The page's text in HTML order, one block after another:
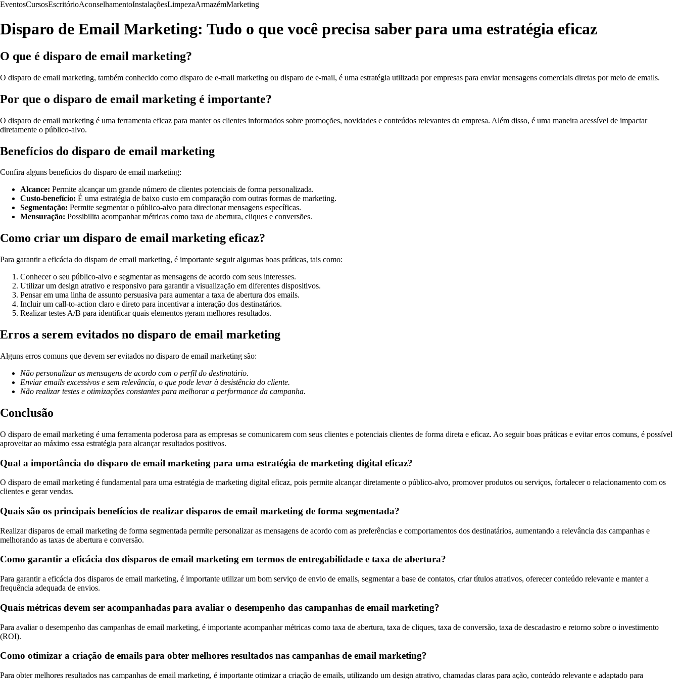
EventosCursosEscritórioAconselhamentoInstalaçõesLimpezaArmazémMarketing
Disparo de Email Marketing: Tudo o que você precisa saber para uma estratégia eficaz
O que é disparo de email marketing?
O disparo de email marketing, também conhecido como disparo de e-mail marketing ou disparo de e-mail, é uma estratégia utilizada por empresas para enviar mensagens comerciais diretas por meio de emails.
Por que o disparo de email marketing é importante?
O disparo de email marketing é uma ferramenta eficaz para manter os clientes informados sobre promoções, novidades e conteúdos relevantes da empresa. Além disso, é uma maneira acessível de impactar
diretamente o público-alvo.
Benefícios do disparo de email marketing
Confira alguns benefícios do disparo de email marketing:
Alcance: Permite alcançar um grande número de clientes potenciais de forma personalizada.
Custo-benefício: É uma estratégia de baixo custo em comparação com outras formas de marketing.
Segmentação: Permite segmentar o público-alvo para direcionar mensagens específicas.
Mensuração: Possibilita acompanhar métricas como taxa de abertura, cliques e conversões.
Como criar um disparo de email marketing eficaz?
Para garantir a eficácia do disparo de email marketing, é importante seguir algumas boas práticas, tais como:
Conhecer o seu público-alvo e segmentar as mensagens de acordo com seus interesses.
Utilizar um design atrativo e responsivo para garantir a visualização em diferentes dispositivos.
Pensar em uma linha de assunto persuasiva para aumentar a taxa de abertura dos emails.
Incluir um call-to-action claro e direto para incentivar a interação dos destinatários.
Realizar testes A/B para identificar quais elementos geram melhores resultados.
Erros a serem evitados no disparo de email marketing
Alguns erros comuns que devem ser evitados no disparo de email marketing são:
Não personalizar as mensagens de acordo com o perfil do destinatário.
Enviar emails excessivos e sem relevância, o que pode levar à desistência do cliente.
Não realizar testes e otimizações constantes para melhorar a performance da campanha.
Conclusão
O disparo de email marketing é uma ferramenta poderosa para as empresas se comunicarem com seus clientes e potenciais clientes de forma direta e eficaz. Ao seguir boas práticas e evitar erros comuns, é possível
aproveitar ao máximo essa estratégia para alcançar resultados positivos.
Qual a importância do disparo de email marketing para uma estratégia de marketing digital eficaz?
O disparo de email marketing é fundamental para uma estratégia de marketing digital eficaz, pois permite alcançar diretamente o público-alvo, promover produtos ou serviços, fortalecer o relacionamento com os
clientes e gerar vendas.
Quais são os principais benefícios de realizar disparos de email marketing de forma segmentada?
Realizar disparos de email marketing de forma segmentada permite personalizar as mensagens de acordo com as preferências e comportamentos dos destinatários, aumentando a relevância das campanhas e
melhorando as taxas de abertura e conversão.
Como garantir a eficácia dos disparos de email marketing em termos de entregabilidade e taxa de abertura?
Para garantir a eficácia dos disparos de email marketing, é importante utilizar um bom serviço de envio de emails, segmentar a base de contatos, criar títulos atrativos, oferecer conteúdo relevante e manter a
frequência adequada de envios.
Quais métricas devem ser acompanhadas para avaliar o desempenho das campanhas de email marketing?
Para avaliar o desempenho das campanhas de email marketing, é importante acompanhar métricas como taxa de abertura, taxa de cliques, taxa de conversão, taxa de descadastro e retorno sobre o investimento
(ROI).
Como otimizar a criação de emails para obter melhores resultados nas campanhas de email marketing?
Para obter melhores resultados nas campanhas de email marketing, é importante otimizar a criação de emails, utilizando um design atrativo, chamadas claras para ação, conteúdo relevante e adaptado para